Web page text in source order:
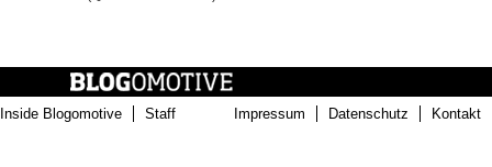
Inside Blogomotive Staff Impressum Datenschutz Kontakt